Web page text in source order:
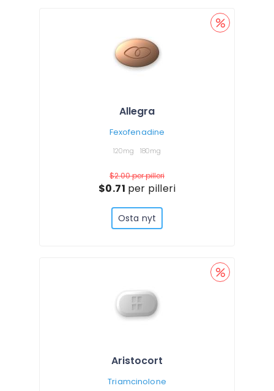
Allegra
Fexofenadine
120mg 180mg
$2.00per pilleri
$0.71 per pilleri
Osta nyt
Aristocort
Triamcinolone